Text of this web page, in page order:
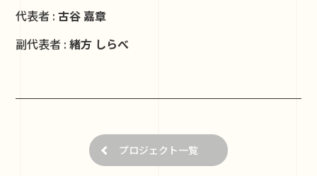
代表者 :古谷 嘉章
副代表者 :緒方 しらべ
プロジェクト一覧